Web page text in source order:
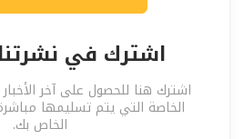
اشترك في نشرتنا
اشترك هنا للحصول على آخر
الخاصة التي يتم تسليمها
الخاص بك.